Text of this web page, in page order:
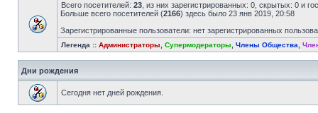
Всего посетителей: 23 , из них зарегистрированных: 0, скрытых: 0 и
Больше всего посетителей (2166) здесь было 23 янв 2019, 20:58
Зарегистрированные пользователи: нет зарегистрированных
Легенда :: Администраторы Супермодераторы Члены Общества
Дни рождения
Сегодня нет дней рождения.